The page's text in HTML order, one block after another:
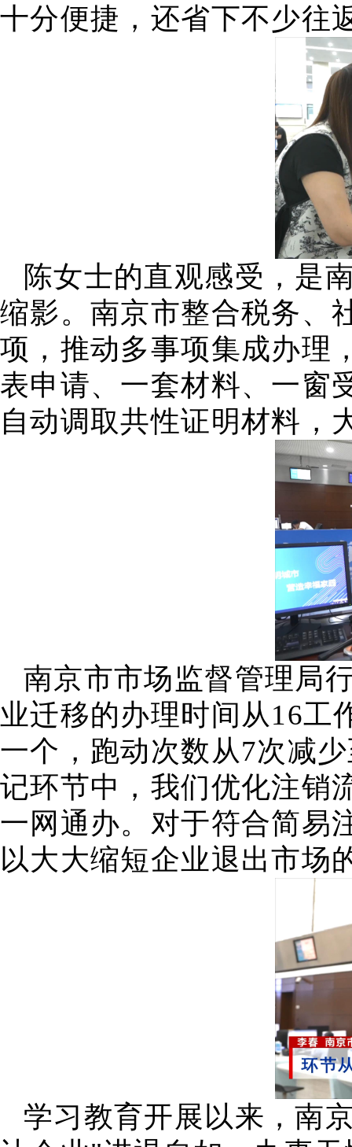
十分便捷，还省下不少往
陈女士的直观感受，是
缩影。南京市整合税务、
项，推动多事项集成办理
表申请、一套材料、一窗
自动调取共性证明材料，
南京市市场监督管理局
业迁移的办理时间从16工
一个，跑动次数从7次减
记环节中，我们优化注销
一网通办。对于符合简易
以大大缩短企业退出市场
学习教育开展以来，南